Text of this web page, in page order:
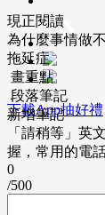
下載App抽好禮
現正閱讀
為什麼事情做
拖延症
畫重點
段落筆記
新增筆記
「請稍等」英
握，常用的電
0
/500